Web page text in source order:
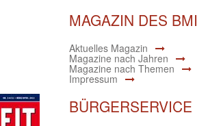
MAGAZIN DES BMI
Aktuelles Magazin
Magazine nach Jahren
Magazine nach Themen
Impressum
BÜRGERSERVICE